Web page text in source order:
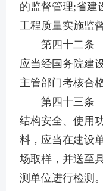
的监督管理;省建
工程质量实施监
第四十二条
应当经国务院建
主管部门考核合
第四十三条
结构安全、使用
料，应当在建设
场取样，并送至
测单位进行检测。